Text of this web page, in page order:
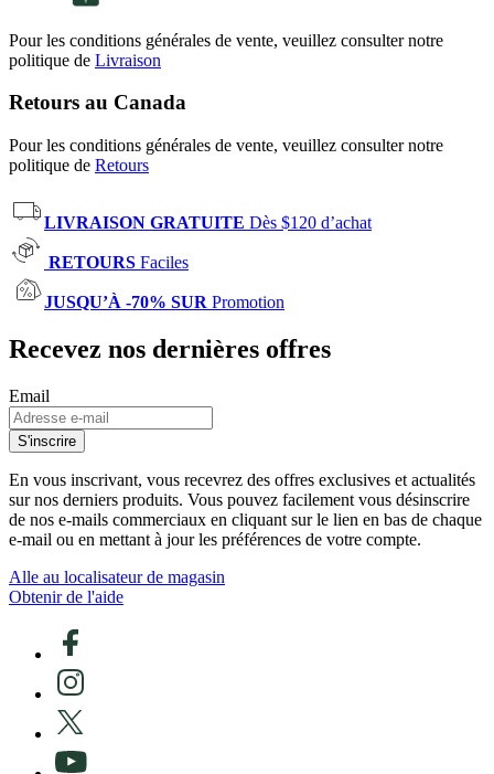
Pour les conditions générales de vente, veuillez consulter notre
politique de Livraison
Retours au Canada
Pour les conditions générales de vente, veuillez consulter notre
politique de Retours
LIVRAISON GRATUITE Dès $120 d’achat
RETOURS Faciles
JUSQU’À -70% SUR Promotion
Recevez nos dernières offres
Email
S'inscrire
En vous inscrivant, vous recevrez des offres exclusives et actualités
sur nos derniers produits. Vous pouvez facilement vous désinscrire
de nos e-mails commerciaux en cliquant sur le lien en bas de chaque
e-mail ou en mettant à jour les préférences de votre compte.
Alle au localisateur de magasin
Obtenir de l'aide